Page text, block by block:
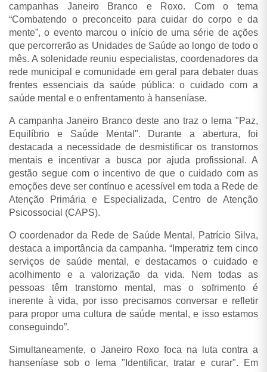
campanhas Janeiro Branco e Roxo. Com o tema
“Combatendo o preconceito para cuidar do corpo e da
mente”, o evento marcou o início de uma série de ações
que percorrerão as Unidades de Saúde ao longo de todo o
mês. A solenidade reuniu especialistas, coordenadores da
rede municipal e comunidade em geral para debater duas
frentes essenciais da saúde pública: o cuidado com a
saúde mental e o enfrentamento à hanseníase.
A campanha Janeiro Branco deste ano traz o lema "Paz,
Equilíbrio e Saúde Mental". Durante a abertura, foi
destacada a necessidade de desmistificar os transtornos
mentais e incentivar a busca por ajuda profissional. A
gestão segue com o incentivo de que o cuidado com as
emoções deve ser contínuo e acessível em toda a Rede de
Atenção Primária e Especializada, Centro de Atenção
Psicossocial (CAPS).
O coordenador da Rede de Saúde Mental, Patrício Silva,
destaca a importância da campanha. “Imperatriz tem cinco
serviços de saúde mental, e destacamos o cuidado e
acolhimento e a valorização da vida. Nem todas as
pessoas têm transtorno mental, mas o sofrimento é
inerente à vida, por isso precisamos conversar e refletir
para propor uma cultura de saúde mental, e isso estamos
conseguindo”.
Simultaneamente, o Janeiro Roxo foca na luta contra a
hanseníase sob o lema "Identificar, tratar e curar". Em